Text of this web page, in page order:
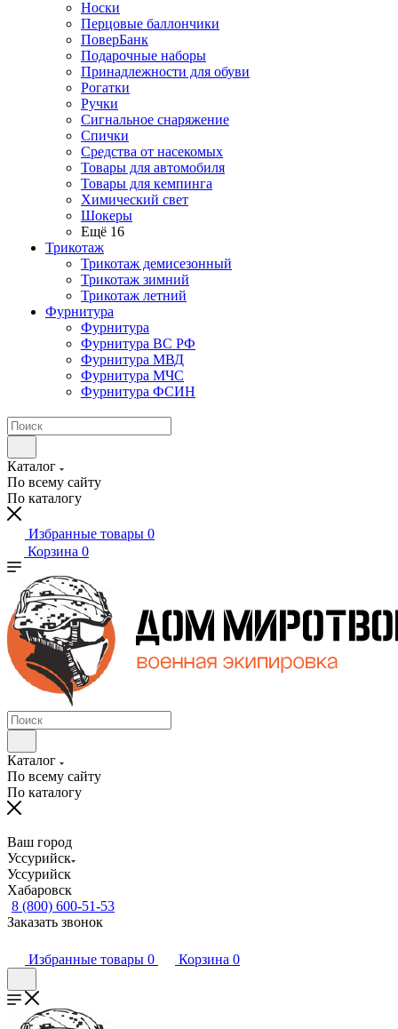
Носки
Перцовые баллончики
ПоверБанк
Подарочные наборы
Принадлежности для обуви
Рогатки
Ручки
Сигнальное снаряжение
Спички
Средства от насекомых
Товары для автомобиля
Товары для кемпинга
Химический свет
Шокеры
Ещё 16
Трикотаж
Трикотаж демисезонный
Трикотаж зимний
Трикотаж летний
Фурнитура
Фурнитура
Фурнитура ВС РФ
Фурнитура МВД
Фурнитура МЧС
Фурнитура ФСИН
Каталог
По всему сайту
По каталогу
Избранные товары 0
Корзина 0
Каталог
По всему сайту
По каталогу
Ваш город
Уссурийск
Уссурийск
Хабаровск
8 (800) 600-51-53
Заказать звонок
Избранные товары 0 Корзина 0